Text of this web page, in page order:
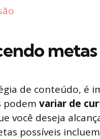
de conteúdo, é
podem variar de
você deseja
possíveis